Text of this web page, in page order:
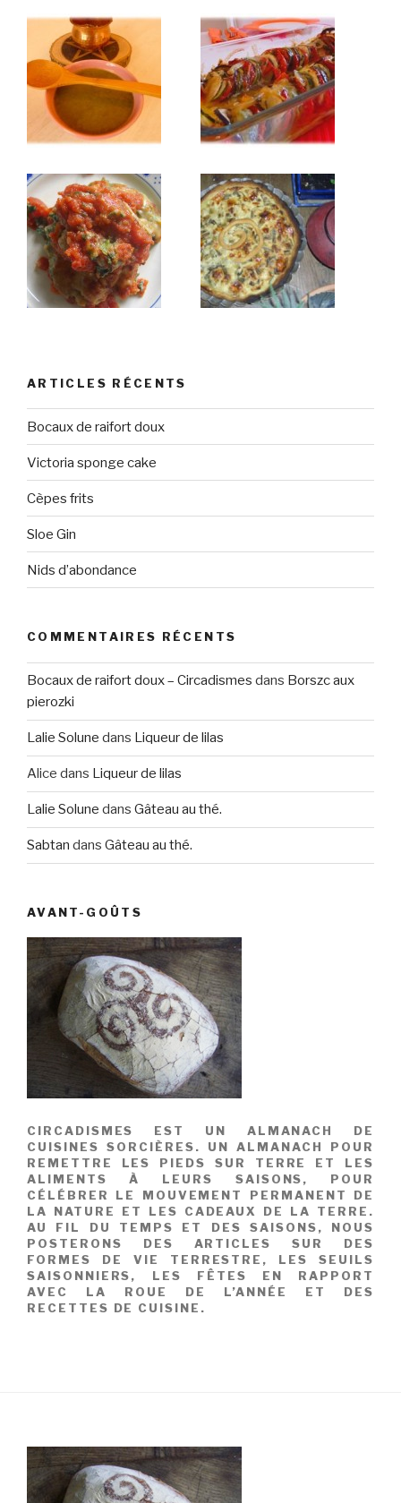
ARTICLES RÉCENTS
Bocaux de raifort doux
Victoria sponge cake
Cèpes frits
Sloe Gin
Nids d’abondance
COMMENTAIRES RÉCENTS
Bocaux de raifort doux – Circadismes dans Borszc aux
pierozki
Lalie Solune dans Liqueur de lilas
Alice dans Liqueur de lilas
Lalie Solune dans Gâteau au thé.
Sabtan dans Gâteau au thé.
AVANT-GOÛTS
CIRCADISMES EST UN ALMANACH DE
CUISINES SORCIÈRES. UN ALMANACH POUR
REMETTRE LES PIEDS SUR TERRE ET LES
ALIMENTS À LEURS SAISONS, POUR
CÉLÉBRER LE MOUVEMENT PERMANENT DE
LA NATURE ET LES CADEAUX DE LA TERRE.
AU FIL DU TEMPS ET DES SAISONS, NOUS
POSTERONS DES ARTICLES SUR DES
FORMES DE VIE TERRESTRE, LES SEUILS
SAISONNIERS, LES FÊTES EN RAPPORT
AVEC LA ROUE DE L’ANNÉE ET DES
RECETTES DE CUISINE.